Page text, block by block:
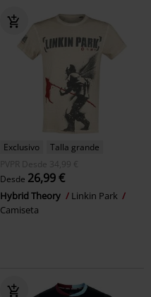
Exclusivo
Talla grande
PVPR
Desde 34,99 €
Desde 26,99 €
Hybrid Theory
Linkin Park
Camiseta